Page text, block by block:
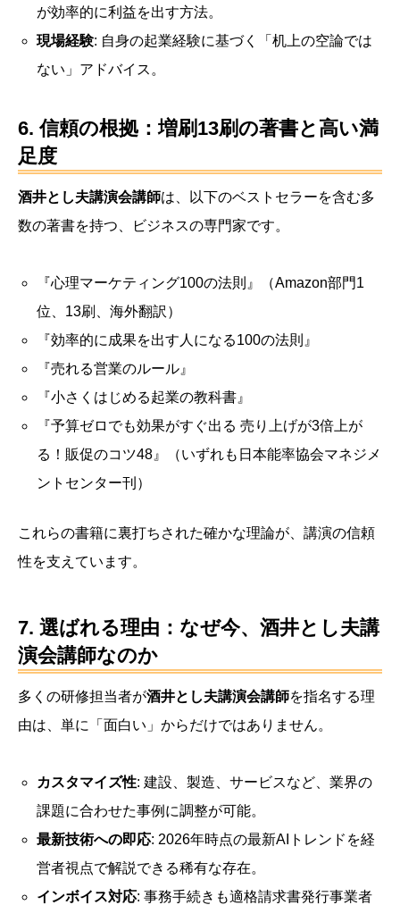
が効率的に利益を出す方法。
現場経験: 自身の起業経験に基づく「机上の空論では
ない」アドバイス。
6. 信頼の根拠：増刷13刷の著書と高い満
足度
酒井とし夫講演会講師は、以下のベストセラーを含む多
数の著書を持つ、ビジネスの専門家です。
『心理マーケティング100の法則』（Amazon部門1
位、13刷、海外翻訳）
『効率的に成果を出す人になる100の法則』
『売れる営業のルール』
『小さくはじめる起業の教科書』
『予算ゼロでも効果がすぐ出る 売り上げが3倍上が
る！販促のコツ48』（いずれも日本能率協会マネジメ
ントセンター刊）
これらの書籍に裏打ちされた確かな理論が、講演の信頼
性を支えています。
7. 選ばれる理由：なぜ今、酒井とし夫講
演会講師なのか
多くの研修担当者が酒井とし夫講演会講師を指名する理
由は、単に「面白い」からだけではありません。
カスタマイズ性: 建設、製造、サービスなど、業界の
課題に合わせた事例に調整が可能。
最新技術への即応: 2026年時点の最新AIトレンドを経
営者視点で解説できる稀有な存在。
インボイス対応: 事務手続きも適格請求書発行事業者